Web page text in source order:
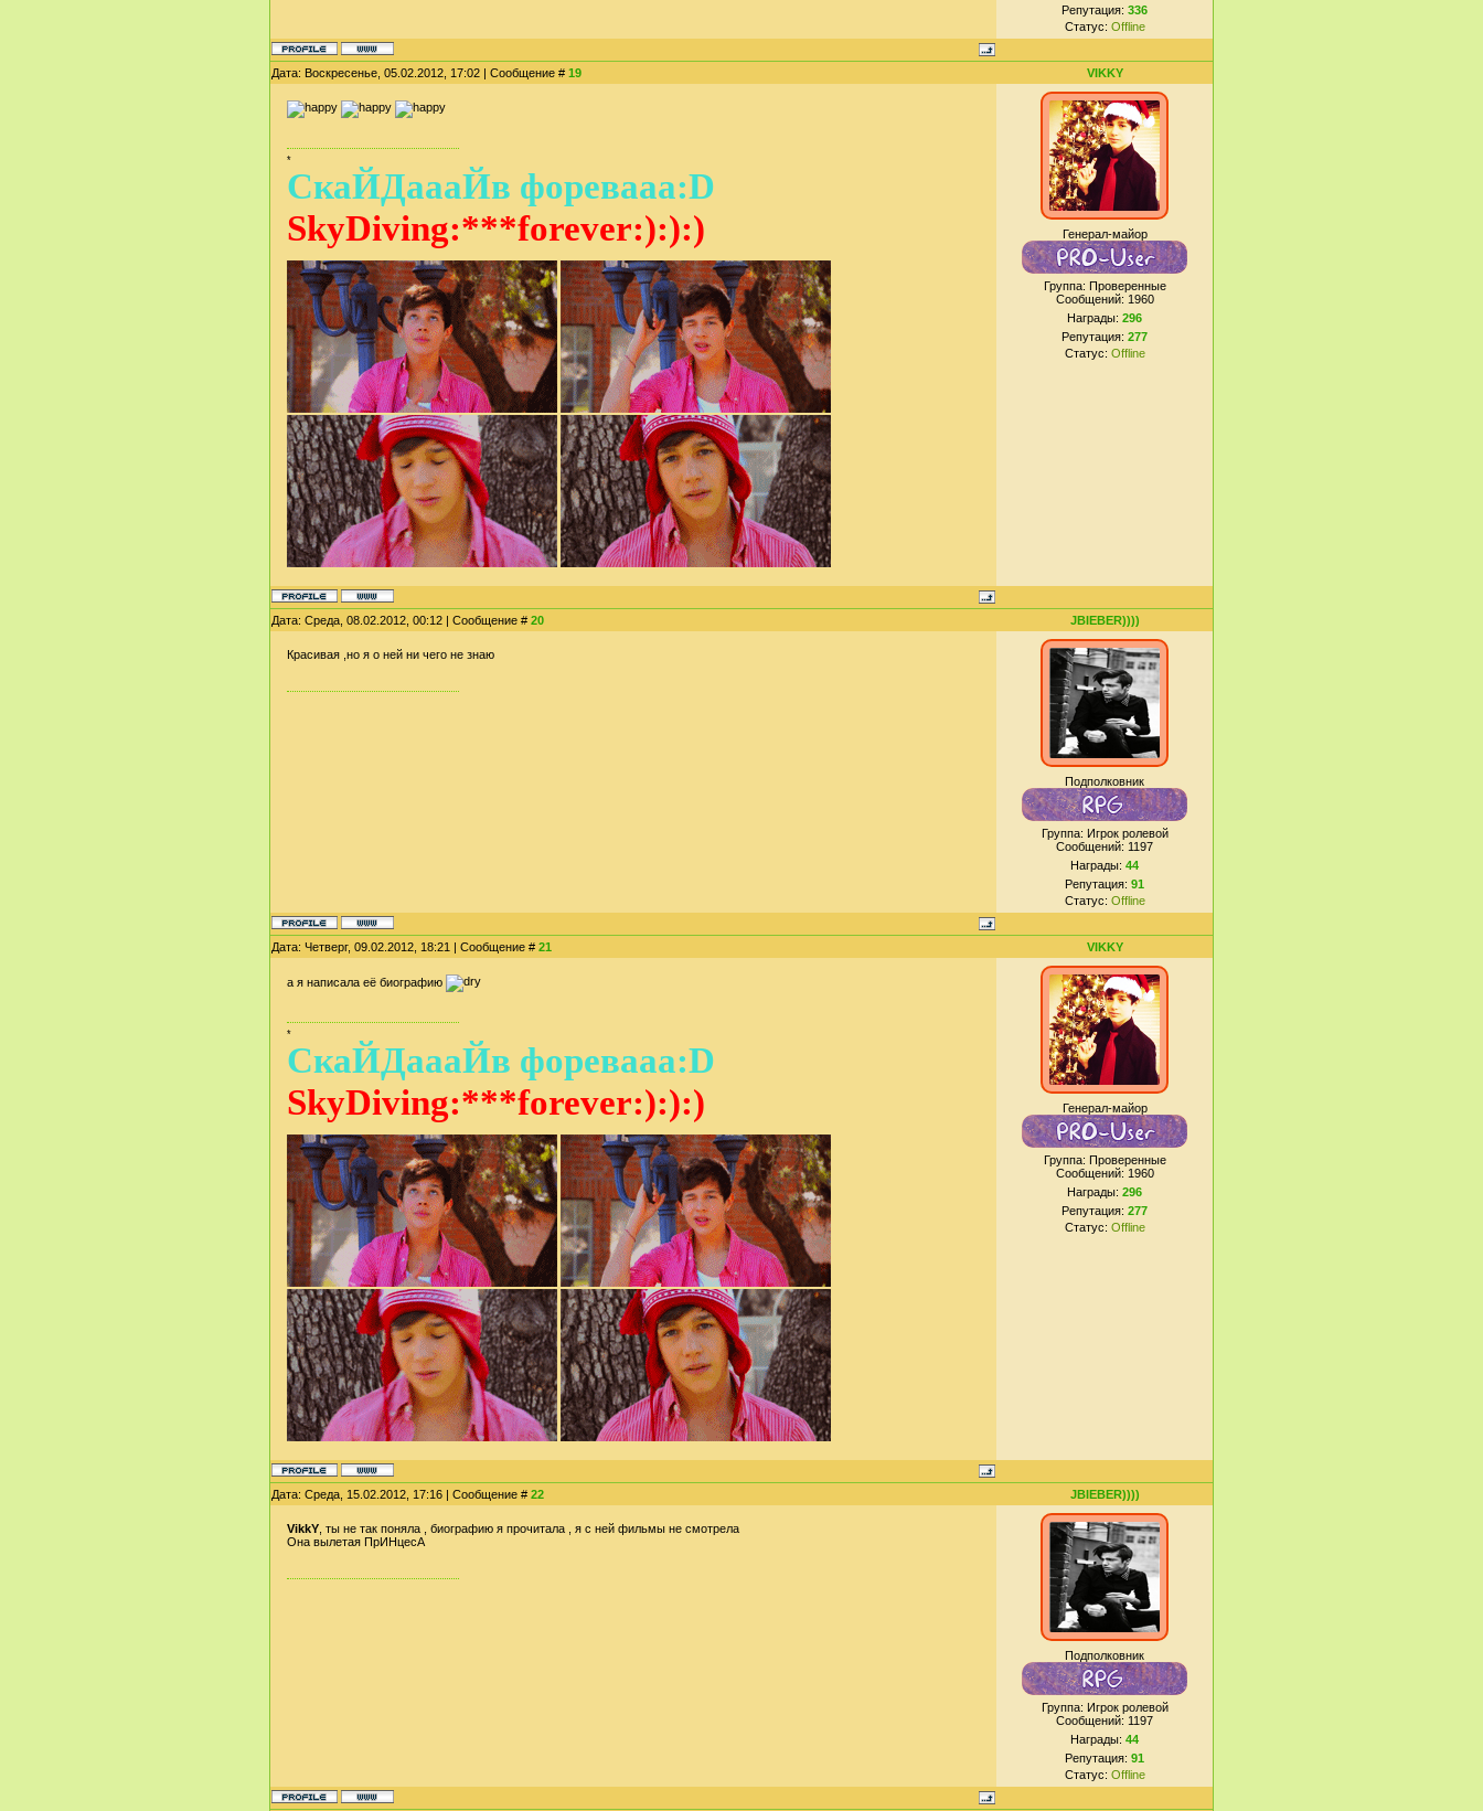
Репутация: 336
Статус: Offline
Дата: Воскресенье, 05.02.2012, 17:02 | Сообщение # 19 VIKKY
*
СкаЙДаааЙв форевааа:D
SkyDiving:***forever:):):)
Генерал-майор
Группа: Проверенные
Сообщений: 1960
Награды: 296
Репутация: 277
Статус: Offline
Дата: Среда, 08.02.2012, 00:12 | Сообщение # 20 JBIEBER))))
Красивая ,но я о ней ни чего не знаю
Подполковник
Группа: Игрок ролевой
Сообщений: 1197
Награды: 44
Репутация: 91
Статус: Offline
Дата: Четверг, 09.02.2012, 18:21 | Сообщение # 21 VIKKY
а я написала её биографию
*
СкаЙДаааЙв форевааа:D
SkyDiving:***forever:):):)
Генерал-майор
Группа: Проверенные
Сообщений: 1960
Награды: 296
Репутация: 277
Статус: Offline
Дата: Среда, 15.02.2012, 17:16 | Сообщение # 22 JBIEBER))))
VikkY , ты не так поняла , биографию я прочитала , я с ней фильмы не смотрела
Она вылетая ПрИНцесА
Подполковник
Группа: Игрок ролевой
Сообщений: 1197
Награды: 44
Репутация: 91
Статус: Offline